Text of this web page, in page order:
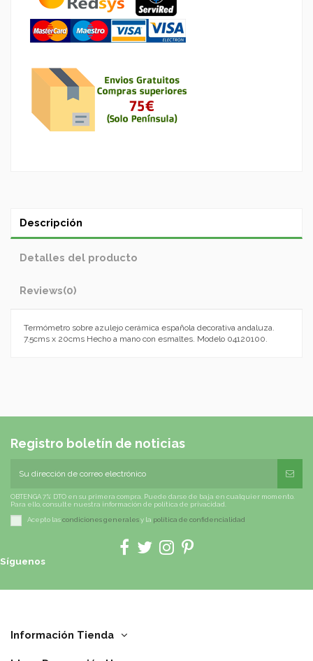
Descripción
Detalles del producto
Reviews(0)
Termómetro sobre azulejo cerámica española decorativa andaluza.
7.5cms x 20cms Hecho a mano con esmaltes. Modelo 04120100.
Registro boletín de noticias
OBTENGA 7% DTO en su primera compra. Puede darse de baja en cualquier momento.
Para ello, consulte nuestra información de política de privacidad.
Acepto lascondiciones generalesy la política de confidencialidad
Síguenos
Información Tienda